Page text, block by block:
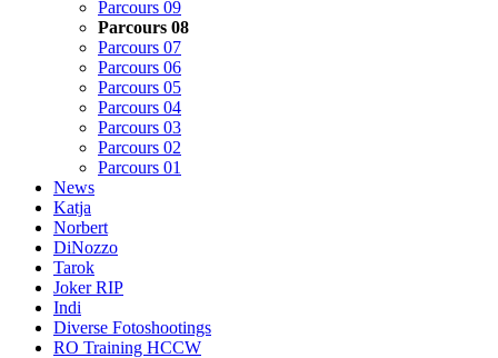
Parcours 09
Parcours 08
Parcours 07
Parcours 06
Parcours 05
Parcours 04
Parcours 03
Parcours 02
Parcours 01
News
Katja
Norbert
DiNozzo
Tarok
Joker RIP
Indi
Diverse Fotoshootings
RO Training HCCW